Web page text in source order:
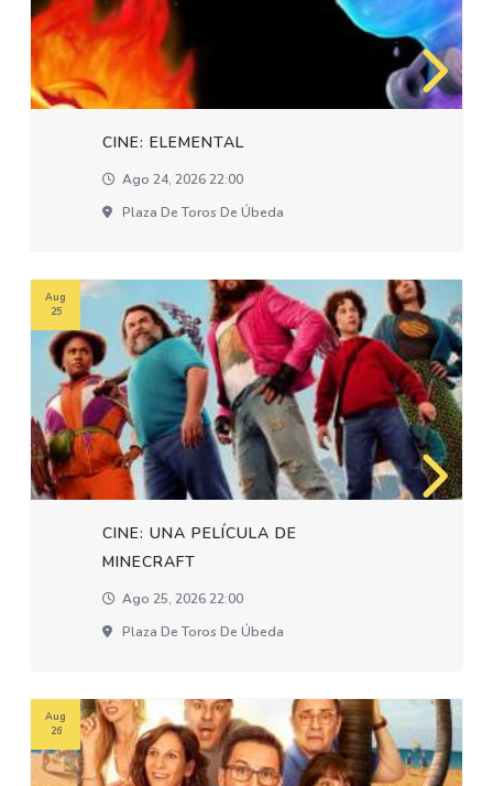
CINE: ELEMENTAL
Ago 24, 2026 22:00
Plaza De Toros De Úbeda
CINE: UNA PELÍCULA DE
MINECRAFT
Ago 25, 2026 22:00
Plaza De Toros De Úbeda
Aug
25
Aug
26